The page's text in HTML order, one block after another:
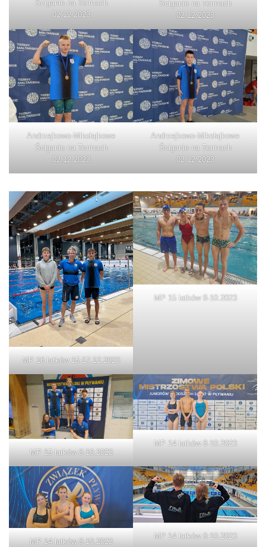
Ściganie na Termach
02.12.2023
Ściganie na Termach
02.12.2023
Andrzejkowo-Mikołajkowe
Ściganie na Termach
02.12.2023
Andrzejkowo-Mikołajkowe
Ściganie na Termach
02.12.2023
MP 16 latków 15-17.12.2023
MP 15 latków 8-10.2023
MP 15 latków 8-10.2023
MP 14 latków 8-10.2023
MP 14 latków 8-10.2023
MP 14 latków 8-10.2023